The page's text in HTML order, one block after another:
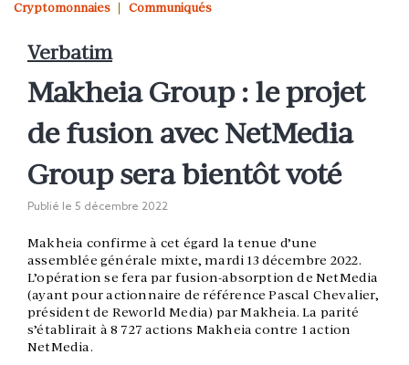
Cryptomonnaies
Communiqués
Verbatim
Makheia Group : le projet
de fusion avec NetMedia
Group sera bientôt voté
Publié le 5 décembre 2022
Makheia confirme à cet égard la tenue d’une
assemblée générale mixte, mardi 13 décembre 2022.
L’opération se fera par fusion-absorption de NetMedia
(ayant pour actionnaire de référence Pascal Chevalier,
président de Reworld Media) par Makheia. La parité
s’établirait à 8 727 actions Makheia contre 1 action
NetMedia.